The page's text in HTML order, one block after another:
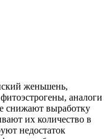
женьшень,
аналоги
снижают выработку
их количество в
недостаток